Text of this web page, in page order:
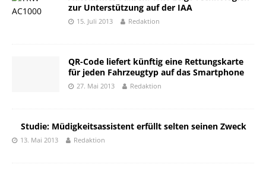
zur Unterstützung auf der IAA
15. Juli 2013 Redaktion
QR-Code liefert künftig eine Rettungskarte
für jeden Fahrzeugtyp auf das Smartphone
27. Mai 2013 Redaktion
Studie: Müdigkeitsassistent erfüllt selten seinen Zweck
13. Mai 2013 Redaktion